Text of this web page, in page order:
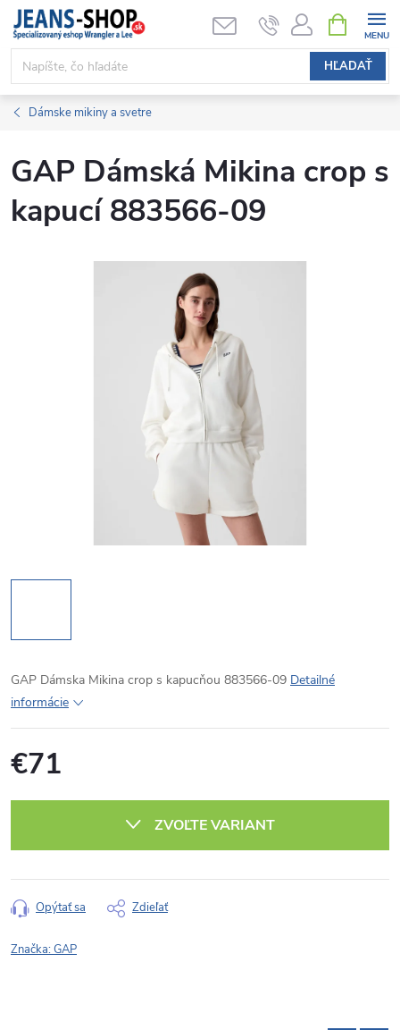
Prejsť
obsah
HĽADAŤ
KOŠÍK
Dámske mikiny a svetre
GAP Dámská Mikina crop s
kapucí 883566-09
GAP Dámska Mikina crop s kapucňou 883566-09 Detailné
informácie
€71
ZVOĽTE VARIANT
Opýtať sa Zdieľať
Značka:GAP